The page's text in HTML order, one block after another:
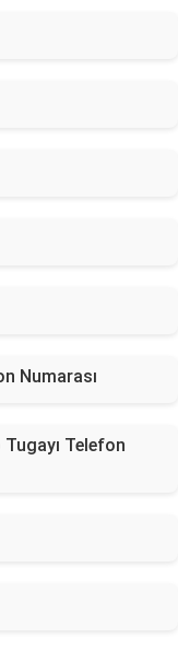
Numarası
Telefon